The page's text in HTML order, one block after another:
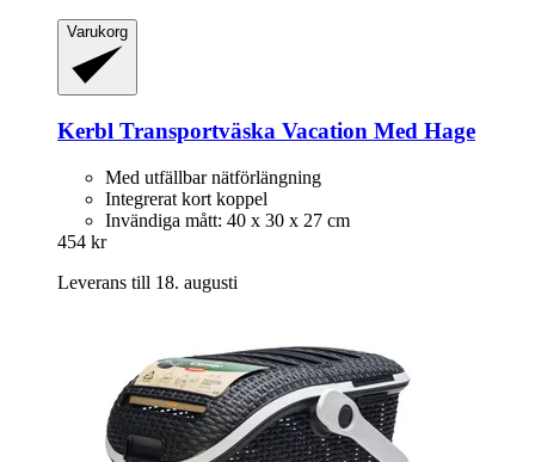
Varukorg
Kerbl Transportväska Vacation Med Hage
Med utfällbar nätförlängning
Integrerat kort koppel
Invändiga mått: 40 x 30 x 27 cm
454 kr
Leverans till 18. augusti